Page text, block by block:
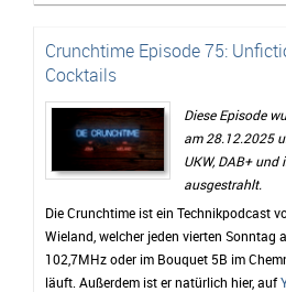
mehr.
Crunchtime Episode 75:
Cocktails
Diese Episode
am 28.12.2025
UKW, DAB+ und
ausgestrahlt.
Die Crunchtime ist ein Technikpodcast
Wieland, welcher jeden vierten Sonntag
102,7MHz oder im Bouquet 5B im
läuft. Außerdem ist er natürlich hier, auf